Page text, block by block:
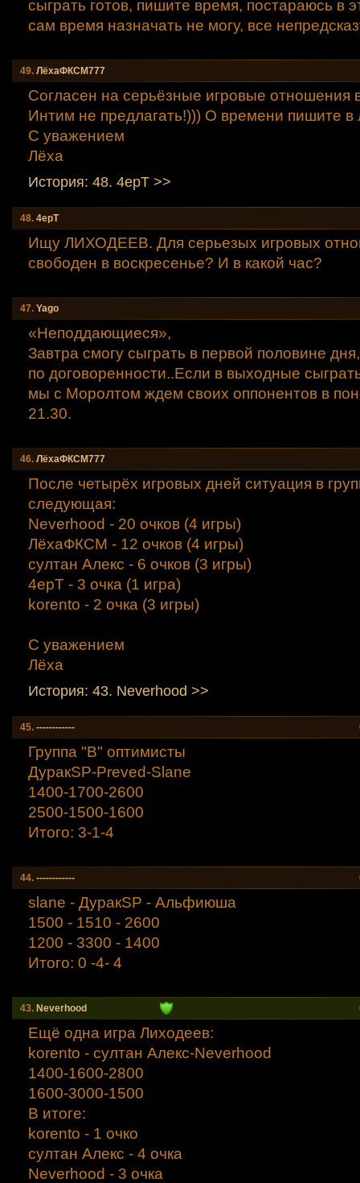
сыграть готов, пишите время, постараюсь в
сам время назначать не могу, все
49. ЛёхаФКСМ777
Согласен на серьёзные игровые отношения
Интим не предлагать!))) О времени пишите в
С уважением
Лёха
История: 48. 4epТ >>
48. 4epТ
Ищу ЛИХОДЕЕВ. Для серьезых игровых
свободен в воскресенье? И в какой час?
47. Yago
«Неподдающиеся»,
Завтра смогу сыграть в первой половине
по договоренности..Если в выходные
мы с Моролтом ждем своих оппонентов в
21.30.
46. ЛёхаФКСМ777
После четырёх игровых дней ситуация в
следующая:
Neverhood - 20 очков (4 игры)
ЛёхаФКСМ - 12 очков (4 игры)
султан Алекс - 6 очков (3 игры)
4epT - 3 очка (1 игра)
korento - 2 очка (3 игры)
С уважением
Лёха
История: 43. Neverhood >>
45. ------------
Группа "В" оптимисты
ДуракSP-Preved-Slane
1400-1700-2600
2500-1500-1600
Итого: 3-1-4
44. ------------
slane - ДуракSP - Альфиюша
1500 - 1510 - 2600
1200 - 3300 - 1400
Итого: 0 -4- 4
43. Neverhood
Ещё одна игра Лиходеев:
korento - султан Алекс-Neverhood
1400-1600-2800
1600-3000-1500
В итоге:
korento - 1 очко
султан Алекс - 4 очка
Neverhood - 3 очка